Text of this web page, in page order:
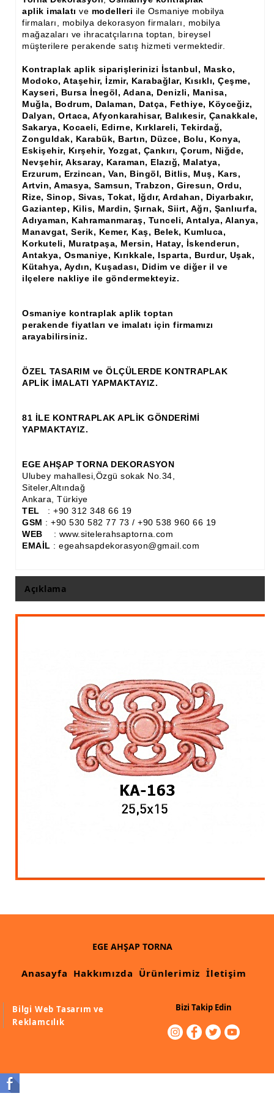
Ham Ahşap Şifonyer İmalatı Modelleri
Ham Ahşap Kitaplık İmalatı, Modelleri
Ham Ahşap Gümüşlük, Kaşıklık İmalatı, Modelleri
Ham Ahşap Koltuk İmalatı, Modelleri
Ham Ahşap Josefin Koltuk İskelet İmalatı, Modelleri
Ham Ahşap Ayna Çerçeve İmalatı, Modelleri
Ham Ahşap Dekoratif Ürün İmalatı, Modelleri
El Oyması Ham Ahşap Yatak Başlıkları
Ahşap Aksesuarlar
Ahşap İşlemeli Düz Klapa
Ahşap Merdiven Dikmeleri
Ahşap Profil Çıta
Ahşap Seperatör
Ahşap Sütun
Ahşap Tavan Göbeği
Ayons Baskılı Ahşap Çıta Modelleri
Cibinlik
Cnc Ürün Çeşitleri
Diğer Ahşap Ürünler
Dekoratif Çıta İmalatı, Modelleri
Kapı ve Çerçeve Çıtaları
Kontraplak Aplik İmalatı Modelleri
Köşe ve Kartonpiyer Profilleri
Lambri Kapı Kavisleri
Lambri Kapı Yayları
Masif Üzeri Cnc Yazı, Desen, Logo İşleme
Ahşap Saçak Çıta İmalatı Modelleri
Ham Ahşap Avangard Masa Ayakları İmalatı Modelleri
Ham Ahşap Avangard Sehpa, Sandalye, Puf Ayakları İmalatı,
aplik imalatı ve modelleri ile Osmaniye mobilya
firmaları, mobilya dekorasyon firmaları, mobilya
mağazaları ve ihracatçılarına toptan, bireysel
müşterilere perakende satış hizmeti vermektedir.
Kontraplak aplik siparişlerinizi İstanbul, Masko,
Modoko, Ataşehir, İzmir, Karabağlar, Kısıklı, Çeşme,
Kayseri, Bursa İnegöl, Adana, Denizli, Manisa,
Muğla, Bodrum, Dalaman, Datça, Fethiye, Köyceğiz,
Dalyan, Ortaca, Afyonkarahisar, Balıkesir, Çanakkale,
Sakarya, Kocaeli, Edirne, Kırklareli, Tekirdağ,
Zonguldak, Karabük, Bartın, Düzce, Bolu, Konya,
Eskişehir, Kırşehir, Yozgat, Çankırı, Çorum, Niğde,
Nevşehir, Aksaray, Karaman, Elazığ, Malatya,
Erzurum, Erzincan, Van, Bingöl, Bitlis, Muş, Kars,
Artvin, Amasya, Samsun, Trabzon, Giresun, Ordu,
Rize, Sinop, Sivas, Tokat, Iğdır, Ardahan, Diyarbakır,
Gaziantep, Kilis, Mardin, Şırnak, Siirt, Ağrı, Şanlıurfa,
Adıyaman, Kahramanmaraş, Tunceli, Antalya, Alanya,
Manavgat, Serik, Kemer, Kaş, Belek, Kumluca,
Korkuteli, Muratpaşa, Mersin, Hatay, İskenderun,
Antakya, Osmaniye, Kırıkkale, Isparta, Burdur, Uşak,
Kütahya, Aydın, Kuşadası, Didim ve diğer il ve
ilçelere nakliye ile göndermekteyiz.
Osmaniye kontraplak aplik toptan
perakende fiyatları ve imalatı için firmamızı
arayabilirsiniz.
ÖZEL TASARIM ve ÖLÇÜLERDE KONTRAPLAK
APLİK İMALATI YAPMAKTAYIZ.
81 İLE KONTRAPLAK APLİK GÖNDERİMİ
YAPMAKTAYIZ.
EGE AHŞAP TORNA DEKORASYON
Ulubey mahallesi,Özgü sokak No.34,
Siteler,Altındağ
Ankara, Türkiye
TEL : +90 312 348 66 19
GSM : +90 530 582 77 73 / +90 538 960 66 19
WEB : www.sitelerahsaptorna.com
EMAİL : egeahsapdekorasyon@gmail.com
Açıklama
EGE AHŞAP TORNA
Anasayfa Hakkımızda Ürünlerimiz İletişim
Bilgi Web Tasarım ve
Reklamcılık
Bizi Takip Edin